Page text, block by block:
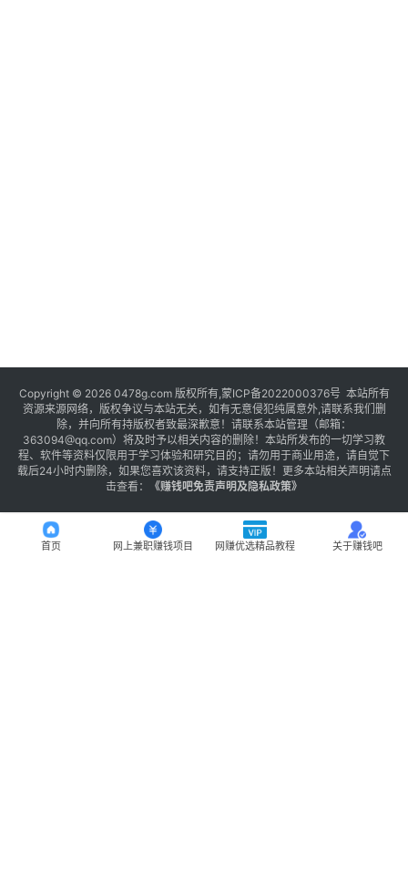
Copyright © 2026 0478g.com 版权所有,蒙ICP备2022000376号 本站所有
资源来源网络，版权争议与本站无关，如有无意侵犯纯属意外,请联系我们删
除，并向所有持版权者致最深歉意！请联系本站管理（邮箱：
363094@qq.com）将及时予以相关内容的删除！本站所发布的一切学习教
程、软件等资料仅限用于学习体验和研究目的；请勿用于商业用途，请自觉下
载后24小时内删除，如果您喜欢该资料，请支持正版！更多本站相关声明请点
击查看：
《赚钱吧免责声明及隐私政策》
首页 网上兼职赚钱项目 网赚优选精品教程 关于赚钱吧